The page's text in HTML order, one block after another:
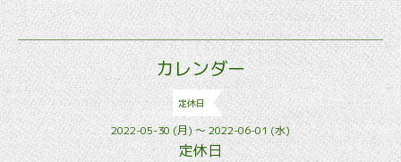
カレンダー
定休日
2022-05-30 (月) ～ 2022-06-01 (水)
定休日